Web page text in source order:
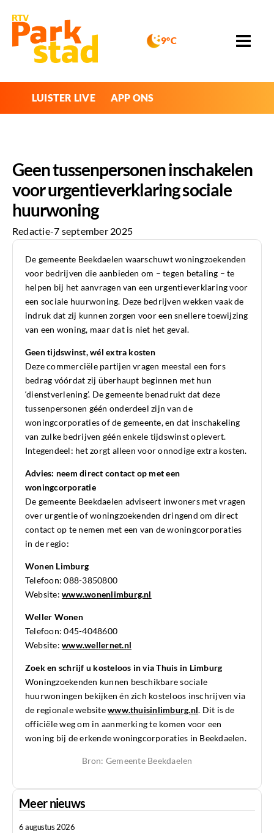
9°C
LUISTER LIVE APP ONS
Geen tussenpersonen inschakelen
voor urgentieverklaring sociale
huurwoning
Redactie-7 september 2025
De gemeente Beekdaelen waarschuwt woningzoekenden
voor bedrijven die aanbieden om – tegen betaling – te
helpen bij het aanvragen van een urgentieverklaring voor
een sociale huurwoning. Deze bedrijven wekken vaak de
indruk dat zij kunnen zorgen voor een snellere toewijzing
van een woning, maar dat is niet het geval.
Geen tijdswinst, wél extra kosten
Deze commerciële partijen vragen meestal een fors
bedrag vóórdat zij überhaupt beginnen met hun
‘dienstverlening’. De gemeente benadrukt dat deze
tussenpersonen géén onderdeel zijn van de
woningcorporaties of de gemeente, en dat inschakeling
van zulke bedrijven géén enkele tijdswinst oplevert.
Integendeel: het zorgt alleen voor onnodige extra kosten.
Advies: neem direct contact op met een
woningcorporatie
De gemeente Beekdaelen adviseert inwoners met vragen
over urgentie of woningzoekenden dringend om direct
contact op te nemen met een van de woningcorporaties
in de regio:
Wonen Limburg
Telefoon: 088-3850800
Website:www.wonenlimburg.nl
Weller Wonen
Telefoon: 045-4048600
Website:www.wellernet.nl
Zoek en schrijf u kosteloos in via Thuis in Limburg
Woningzoekenden kunnen beschikbare sociale
huurwoningen bekijken én zich kosteloos inschrijven via
de regionale websitewww.thuisinlimburg.nl. Dit is de
officiële weg om in aanmerking te komen voor een
woning bij de erkende woningcorporaties in Beekdaelen.
Bron: Gemeente Beekdaelen
Meer nieuws
6 augustus 2026